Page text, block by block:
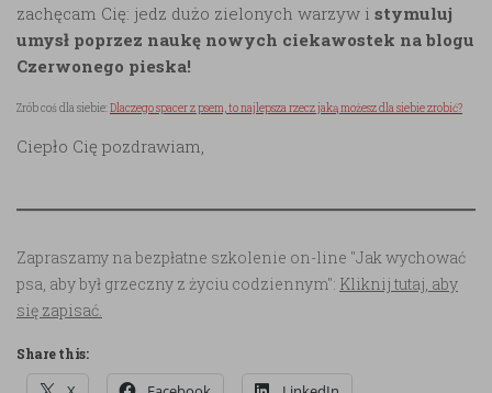
zachęcam Cię: jedz dużo zielonych warzyw i stymuluj
umysł poprzez naukę nowych ciekawostek na blogu
Czerwonego pieska!
Zrób coś dla siebie:Dlaczego spacer z psem, to najlepsza rzecz jaką możesz dla siebie zrobić?
Ciepło Cię pozdrawiam,
Zapraszamy na bezpłatne szkolenie on-line "Jak wychować
psa, aby był grzeczny z życiu codziennym": Kliknij tutaj, aby
się zapisać.
Share this: